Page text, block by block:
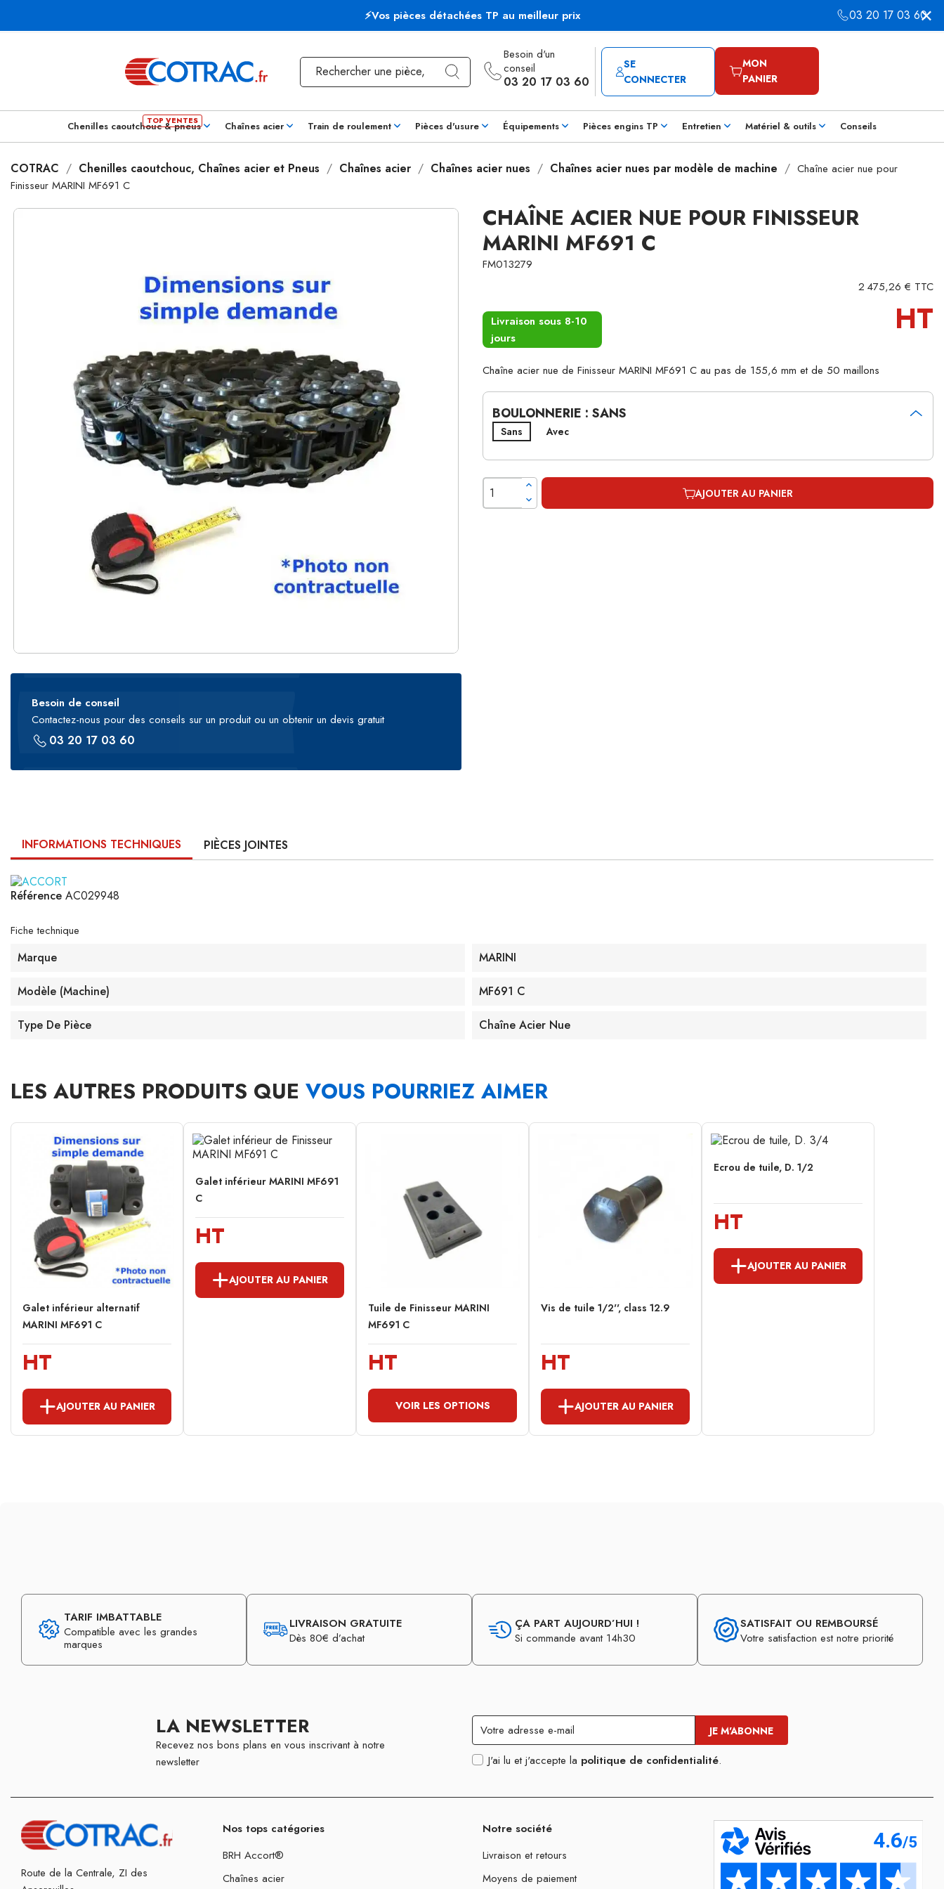
⚡Vos pièces détachées TP au meilleur prix 03 20 17 03 60
Besoin d'un
conseil
03 20 17 03 60
SE
CONNECTER
MON
PANIER
Chenilles caoutchouc & pneus Chaînes acier Train de roulement Pièces d'usure Équipements Pièces engins TP Entretien Matériel & outils Conseils
COTRAC Chenilles caoutchouc, Chaînes acier et Pneus Chaînes acier Chaînes acier nues Chaînes acier nues par modèle de machine
Chaîne acier nue pour
Finisseur MARINI MF691 C
Besoin de conseil
Contactez-nous pour des conseils sur un produit ou un obtenir un devis gratuit
03 20 17 03 60
CHAÎNE ACIER NUE POUR FINISSEUR
MARINI MF691 C
FM013279
2 475,26 € TTC
Livraison sous 8-10
jours
HT
Chaîne acier nue de Finisseur MARINI MF691 C au pas de 155,6 mm et de 50 maillons
BOULONNERIE : SANS
Sans Avec
AJOUTER AU PANIER
INFORMATIONS TECHNIQUES PIÈCES JOINTES
Référence AC029948
Fiche technique
Marque MARINI
Modèle (machine) MF691 C
Type De Pièce Chaîne Acier Nue
LES AUTRES PRODUITS QUE VOUS POURRIEZ AIMER
Galet inférieur alternatif
MARINI MF691 C
HT
AJOUTER AU PANIER
Galet inférieur MARINI MF691
C
HT
AJOUTER AU PANIER
Tuile de Finisseur MARINI
MF691 C
HT
VOIR LES OPTIONS
Vis de tuile 1/2'', class 12.9
HT
AJOUTER AU PANIER
Ecrou de tuile, D. 1/2
HT
AJOUTER AU PANIER
TARIF IMBATTABLE
Compatible avec les grandes
marques
LIVRAISON GRATUITE
Dès 80€ d’achat
ÇA PART AUJOURD’HUI !
Si commande avant 14h30
SATISFAIT OU REMBOURSÉ
Votre satisfaction est notre priorité
LA NEWSLETTER
Recevez nos bons plans en vous inscrivant à notre
newsletter
J'ai lu et j'accepte la politique de confidentialité.
Route de la Centrale, ZI des
Nos tops catégories
BRH Accort®
Chaînes acier
Notre société
Livraison et retours
Moyens de paiement